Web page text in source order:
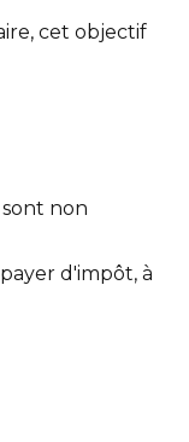
cet objectif
non
d'impôt, à